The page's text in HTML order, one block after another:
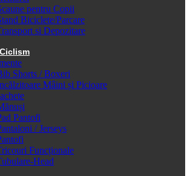
pentru Copii
Biciclete/Parcare
si Depozitare
Shorts / Boxeri
Mâini și Picioare
Pantofi
/ Jerseys
Funcționale
Head